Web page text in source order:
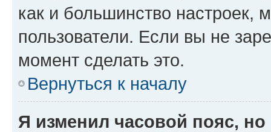
как и большинство настроек,
пользователи. Если вы не
момент сделать это.
Вернуться к началу
Я изменил часовой пояс,